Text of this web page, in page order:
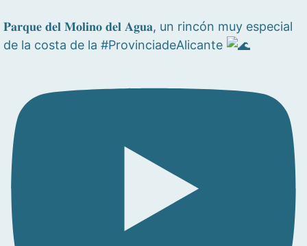
𝐏𝐚𝐫𝐪𝐮𝐞 𝐝𝐞𝐥 𝐌𝐨𝐥𝐢𝐧𝐨 𝐝𝐞𝐥 𝐀𝐠𝐮𝐚, un rincón muy especial
de la costa de la #ProvinciadeAlicante